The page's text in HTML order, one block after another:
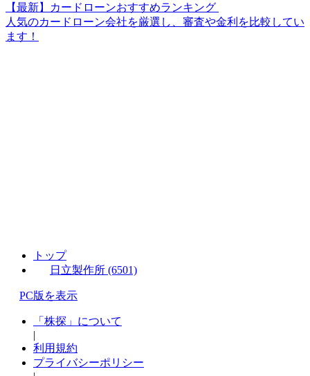
【最新】カードローンおすすめランキング
人気のカードローン会社を厳選し、審査や金利を比較してい
ます！
トップ
日立製作所 (6501)
PC版を表示
「株探」について
|
利用規約
プライバシーポリシー